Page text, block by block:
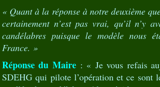
« Quant à la réponse à notre deuxième
certainement n’est pas vrai, qu’il n’y
candélabres puisque le modèle nous
France. »
Réponse du Maire : « Je vous refais
SDEHG qui pilote l’opération et ce sont